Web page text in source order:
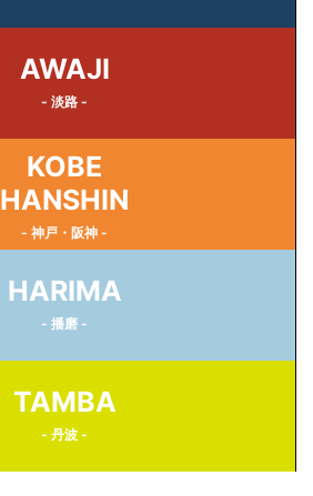
AWAJI
- 淡路 -
KOBE
HANSHIN
- 神戸・阪神 -
HARIMA
- 播磨 -
TAMBA
- 丹波 -